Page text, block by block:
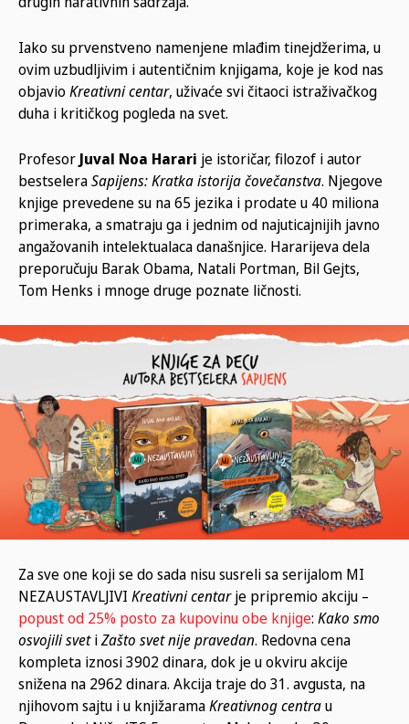
Iako su prvenstveno namenjene mlađim tinejdžerima, u
ovim uzbudljivim i autentičnim knjigama, koje je kod nas
objavioKreativni centar, uživaće svi čitaoci istraživačkog
duha i kritičkog pogleda na svet.
Profesor Juval Noa Harari je istoričar, filozof i autor
bestseleraSapijens: Kratka istorija čovečanstva. Njegove
knjige prevedene su na 65 jezika i prodate u 40 miliona
primeraka, a smatraju ga i jednim od najuticajnijih javno
angažovanih intelektualaca današnjice. Hararijeva dela
preporučuju Barak Obama, Natali Portman, Bil Gejts,
Tom Henks i mnoge druge poznate ličnosti.
Za sve one koji se do sada nisu susreli sa serijalom MI
NEZAUSTAVLJIVI Kreativni centarje pripremio akciju –
popust od 25% posto za kupovinu obe knjige: Kako smo
osvojili svetiZašto svet nije pravedan. Redovna cena
kompleta iznosi 3902 dinara, dok je u okviru akcije
snižena na 2962 dinara. Akcija traje do 31. avgusta, na
njihovom sajtu i u knjižaramaKreativnog centrau